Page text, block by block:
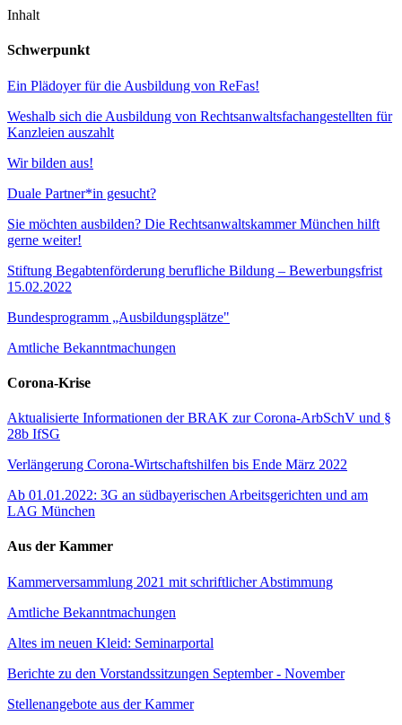
Inhalt
Schwerpunkt
Ein Plädoyer für die Ausbildung von ReFas!
Weshalb sich die Ausbildung von Rechtsanwaltsfachangestellten für
Kanzleien auszahlt
Wir bilden aus!
Duale Partner*in gesucht?
Sie möchten ausbilden? Die Rechtsanwaltskammer München hilft
gerne weiter!
Stiftung Begabtenförderung berufliche Bildung – Bewerbungsfrist
15.02.2022
Bundesprogramm „Ausbildungsplätze"
Amtliche Bekanntmachungen
Corona-Krise
Aktualisierte Informationen der BRAK zur Corona-ArbSchV und §
28b IfSG
Verlängerung Corona-Wirtschaftshilfen bis Ende März 2022
Ab 01.01.2022: 3G an südbayerischen Arbeitsgerichten und am
LAG München
Aus der Kammer
Kammerversammlung 2021 mit schriftlicher Abstimmung
Amtliche Bekanntmachungen
Altes im neuen Kleid: Seminarportal
Berichte zu den Vorstandssitzungen September - November
Stellenangebote aus der Kammer